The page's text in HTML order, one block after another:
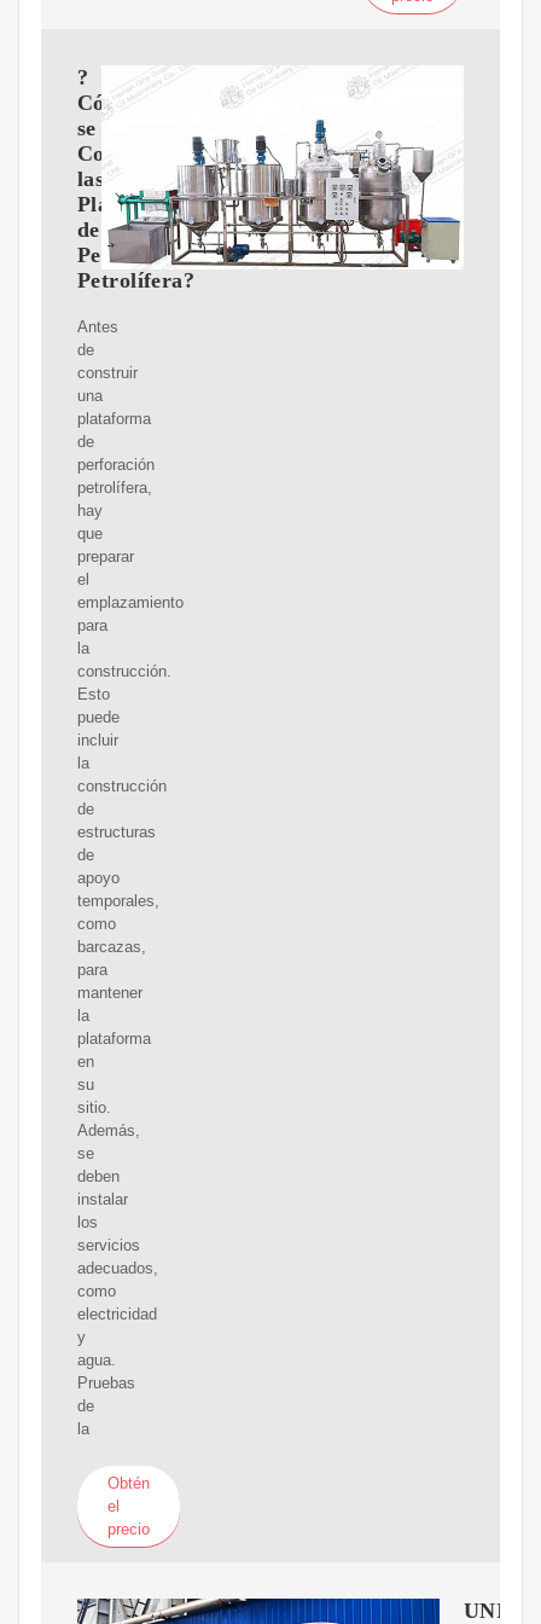
?
Cómo
se
Construyen
las
Plataformas
de
Perforación
Petrolífera?
Antes
de
construir
una
plataforma
de
perforación
petrolífera,
hay
que
preparar
el
emplazamiento
para
la
construcción.
Esto
puede
incluir
la
construcción
de
estructuras
de
apoyo
temporales,
como
barcazas,
para
mantener
la
plataforma
en
su
sitio.
Además,
se
deben
instalar
los
servicios
adecuados,
como
electricidad
y
agua.
Pruebas
de
la
Obtén
el
precio